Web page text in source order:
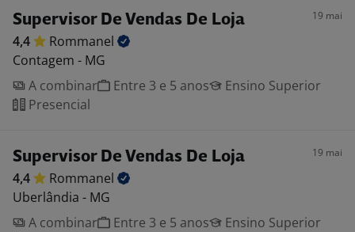
Supervisor De Vendas De Loja 19 mai
4,4
Rommanel
Contagem - MG
A combinar
Entre 3 e 5 anos
Ensino Superior
Presencial
Supervisor De Vendas De Loja 19 mai
4,4
Rommanel
Uberlândia - MG
A combinar
Entre 3 e 5 anos
Ensino Superior